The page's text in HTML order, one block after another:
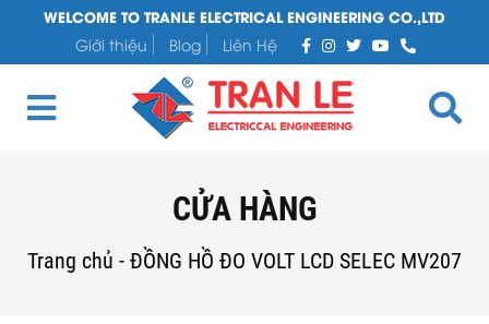
WELCOME TO TRANLE ELECTRICAL ENGINEERING CO.,LTD
Giới thiệu
Blog Liên Hệ
CỬA HÀNG
Trang chủ - ĐỒNG HỒ ĐO VOLT LCD SELEC MV207